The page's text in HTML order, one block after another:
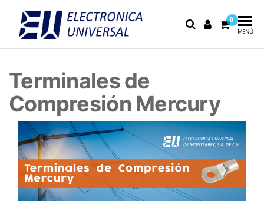
Electrónica
Universal
Electrónica
0
MENÚ
Terminales de
Compresión Mercury